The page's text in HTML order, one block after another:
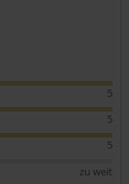
5
5
5
zu weit